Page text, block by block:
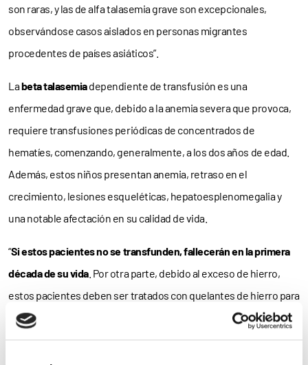
son raras, y las de alfa talasemia grave son excepcionales,
observándose casos aislados en personas migrantes
procedentes de países asiáticos”.
Labeta talasemiadependiente de transfusión es una
enfermedad grave que, debido a la anemia severa que provoca,
requiere transfusiones periódicas de concentrados de
hematíes, comenzando, generalmente, a los dos años de edad.
Además, estos niños presentan anemia, retraso en el
crecimiento, lesiones esqueléticas, hepatoesplenomegalia y
una notable afectación en su calidad de vida.
“Si estos pacientes no se transfunden, fallecerán en la primera
década de su vida. Por otra parte, debido al exceso de hierro,
estos pacientes deben ser tratados con quelantes de hierro para
disminuir la sobrecarga férrica. En caso de que no se elimine el
hierro, estas personas fallecerán en la segunda década de su
vida debido a complicaciones secundarias provocadas por el